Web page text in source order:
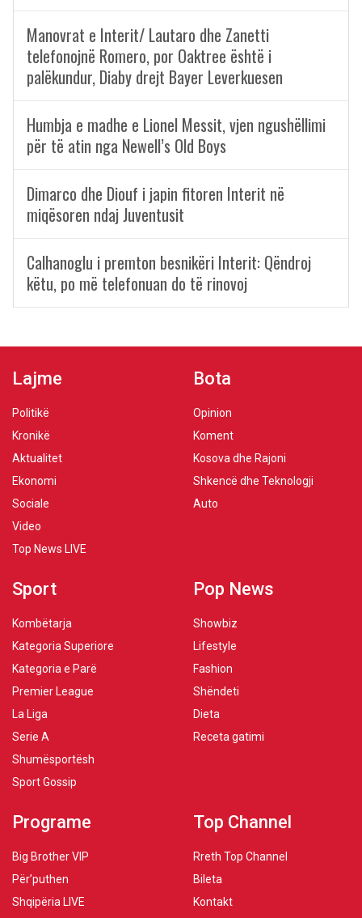
Manovrat e Interit/ Lautaro dhe Zanetti
telefonojnë Romero, por Oaktree është i
palëkundur, Diaby drejt Bayer Leverkuesen
Humbja e madhe e Lionel Messit, vjen ngushëllimi
për të atin nga Newell’s Old Boys
Dimarco dhe Diouf i japin fitoren Interit në
miqësoren ndaj Juventusit
Calhanoglu i premton besnikëri Interit: Qëndroj
këtu, po më telefonuan do të rinovoj
Lajme
Politikë
Kronikë
Aktualitet
Ekonomi
Sociale
Video
Top News LIVE
Bota
Opinion
Koment
Kosova dhe Rajoni
Shkencë dhe Teknologji
Auto
Sport
Kombëtarja
Kategoria Superiore
Kategoria e Parë
Premier League
La Liga
Serie A
Shumësportësh
Sport Gossip
Pop News
Showbiz
Lifestyle
Fashion
Shëndeti
Dieta
Receta gatimi
Programe
Big Brother VIP
Për’puthen
Shqipëria LIVE
Top Channel
Rreth Top Channel
Bileta
Kontakt